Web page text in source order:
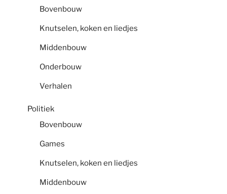
Bovenbouw
Knutselen, koken en liedjes
Middenbouw
Onderbouw
Verhalen
Politiek
Bovenbouw
Games
Knutselen, koken en liedjes
Middenbouw